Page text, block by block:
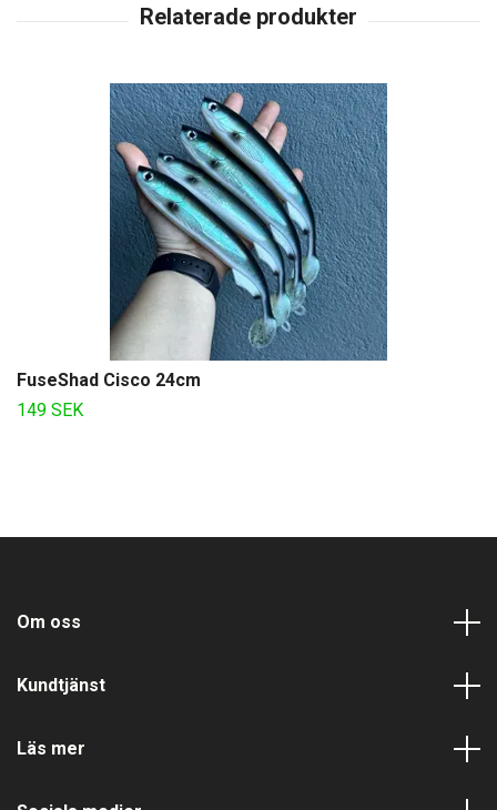
FuseShad Cisco 24cm
149 SEK
Om oss
Kundtjänst
Läs mer